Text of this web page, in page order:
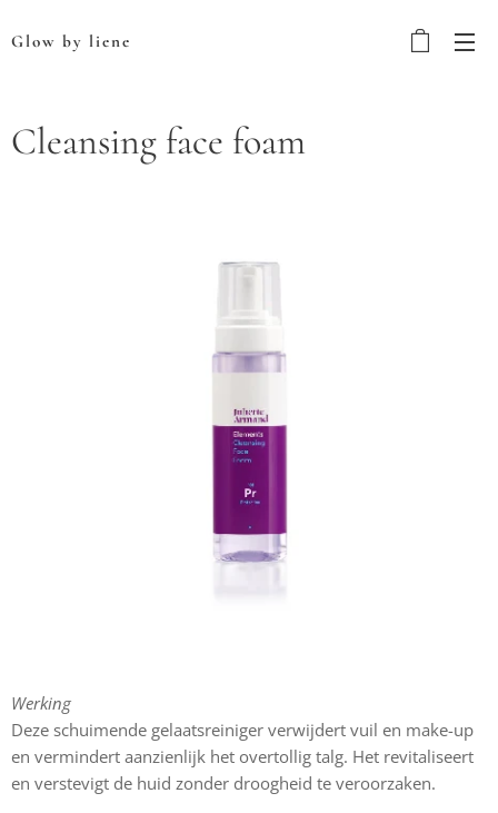
Glow by liene
Cleansing face foam
Werking
Deze schuimende gelaatsreiniger verwijdert vuil en make-up
en vermindert aanzienlijk het overtollig talg. Het revitaliseert
en verstevigt de huid zonder droogheid te veroorzaken.